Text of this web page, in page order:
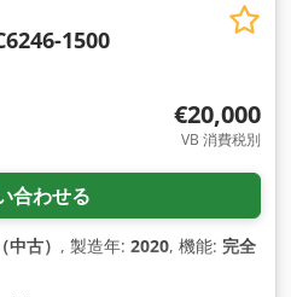
1500
€20,000
VB 消費税別
合わせる
古） , 製造年: 2020, 機能: 完全